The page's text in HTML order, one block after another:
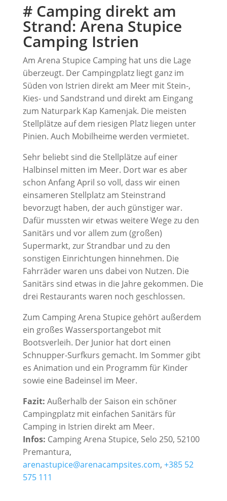
# Camping direkt am
Strand: Arena Stupice
Camping Istrien
Am Arena Stupice Camping hat uns die Lage
überzeugt. Der Campingplatz liegt ganz im
Süden von Istrien direkt am Meer mit Stein-,
Kies- und Sandstrand und direkt am Eingang
zum Naturpark Kap Kamenjak. Die meisten
Stellplätze auf dem riesigen Platz liegen unter
Pinien. Auch Mobilheime werden vermietet.
Sehr beliebt sind die Stellplätze auf einer
Halbinsel mitten im Meer. Dort war es aber
schon Anfang April so voll, dass wir einen
einsameren Stellplatz am Steinstrand
bevorzugt haben, der auch günstiger war.
Dafür mussten wir etwas weitere Wege zu den
Sanitärs und vor allem zum (großen)
Supermarkt, zur Strandbar und zu den
sonstigen Einrichtungen hinnehmen. Die
Fahrräder waren uns dabei von Nutzen. Die
Sanitärs sind etwas in die Jahre gekommen. Die
drei Restaurants waren noch geschlossen.
Zum Camping Arena Stupice gehört außerdem
ein großes Wassersportangebot mit
Bootsverleih. Der Junior hat dort einen
Schnupper-Surfkurs gemacht. Im Sommer gibt
es Animation und ein Programm für Kinder
sowie eine Badeinsel im Meer.
Fazit: Außerhalb der Saison ein schöner
Campingplatz mit einfachen Sanitärs für
Camping in Istrien direkt am Meer.
Infos: Camping Arena Stupice, Selo 250, 52100
Premantura,
arenastupice@arenacampsites.com, +385 52
575 111